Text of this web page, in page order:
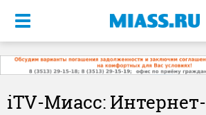
Меню
iTV-Миасс: Интернет-